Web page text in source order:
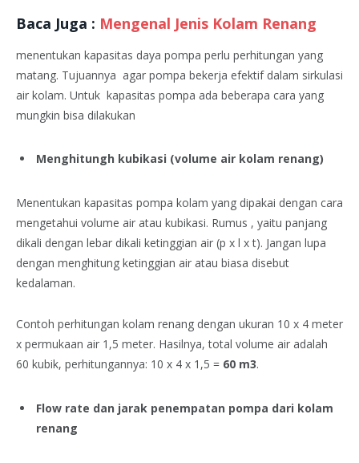
Baca Juga : Mengenal Jenis Kolam Renang
menentukan kapasitas daya pompa perlu perhitungan yang
matang. Tujuannya agar pompa bekerja efektif dalam sirkulasi
air kolam. Untuk kapasitas pompa ada beberapa cara yang
mungkin bisa dilakukan
Menghitungh kubikasi (volume air kolam renang)
Menentukan kapasitas pompa kolam yang dipakai dengan cara
mengetahui volume air atau kubikasi. Rumus , yaitu panjang
dikali dengan lebar dikali ketinggian air (p x l x t). Jangan lupa
dengan menghitung ketinggian air atau biasa disebut
kedalaman.
Contoh perhitungan kolam renang dengan ukuran 10 x 4 meter
x permukaan air 1,5 meter. Hasilnya, total volume air adalah
60 kubik, perhitungannya: 10 x 4 x 1,5 = 60 m3.
Flow rate dan jarak penempatan pompa dari kolam
renang